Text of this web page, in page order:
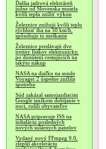
Ďalšia jadrová elektráreň
južne od Slovenska musela
kvôli teplu znížiť výkon
Železnice znižujú kvôli teplu
rýchlosť iba na 50 km/h,
spôsobuje to meškanie
Železnice predávajú dve
tretiny lístkov elektronicky,
po donútení cestujúcich na
takýto nákup
NASA na diaľku na sonde
Voyager 2 úspešne znížila
spotrebu
Súd zakázal samojazdiacim
Google taxíkom dobíjanie v
noci, rušili obyvateľov
NASA pripravuje ISS na
inštaláciu posledných
nových solárnych panelov
Vydaný nový FFmpeg 9.0,
zlepšil akceleráciu